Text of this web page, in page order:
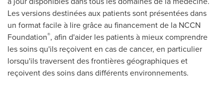
Les versions destinées aux patients sont présentées dans
un format facile à lire grâce au financement de la NCCN
Foundation®, afin d'aider les patients à mieux comprendre
les soins qu'ils reçoivent en cas de cancer, en particulier
lorsqu'ils traversent des frontières géographiques et
reçoivent des soins dans différents environnements.